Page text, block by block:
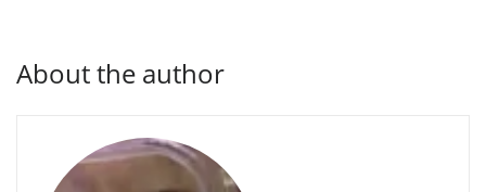
About the author